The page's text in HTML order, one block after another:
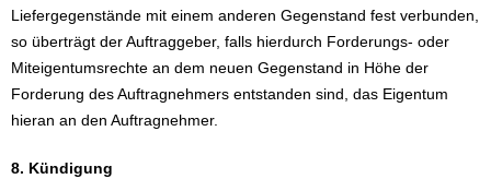
Liefergegenstände mit einem anderen Gegenstand fest verbunden,
so überträgt der Auftraggeber, falls hierdurch Forderungs- oder
Miteigentumsrechte an dem neuen Gegenstand in Höhe der
Forderung des Auftragnehmers entstanden sind, das Eigentum
hieran an den Auftragnehmer.
8. Kündigung